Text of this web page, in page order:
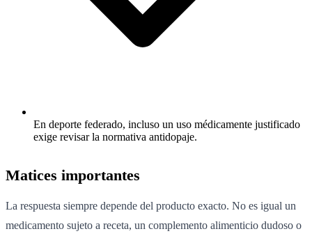
En deporte federado, incluso un uso médicamente justificado
exige revisar la normativa antidopaje.
Matices importantes
La respuesta siempre depende del producto exacto. No es igual un
medicamento sujeto a receta, un complemento alimenticio dudoso o